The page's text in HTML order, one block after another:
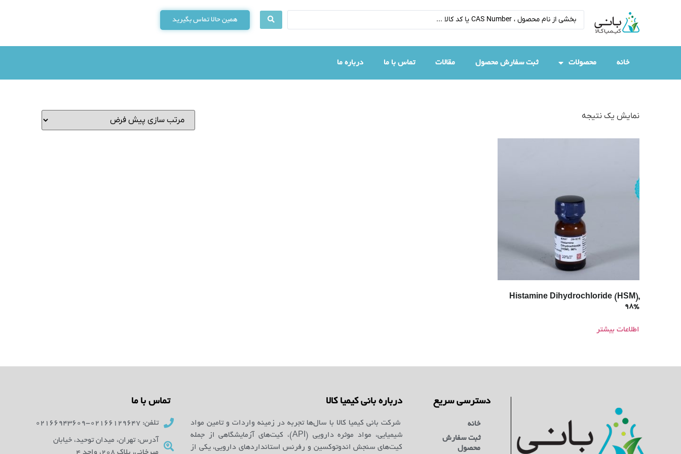
همین حالا تماس بگیرید
خانه محصولات ثبت سفارش محصول مقالات تماس با ما درباره ما
نمایش یک نتیجه
Histamine Dihydrochloride (HSM),
98%
اطلاعات بیشتر
دسترسی سریع
خانه
ثبت سفارش
محصول
درباره بانی کیمیا کالا
شرکت بانی کیمیا کالا با سال‌ها تجربه در زمینه واردات و تامین مواد
شیمیایی، مواد موثره دارویی (API)، کیت‌های آزمایشگاهی از جمله
کیت‌های سنجش اندوتوکسین و رفرنس استانداردهای دارویی، یکی از
تماس با ما
تلفن: 02166129647-02166943609
آدرس: تهران، میدان توحید، خیابان